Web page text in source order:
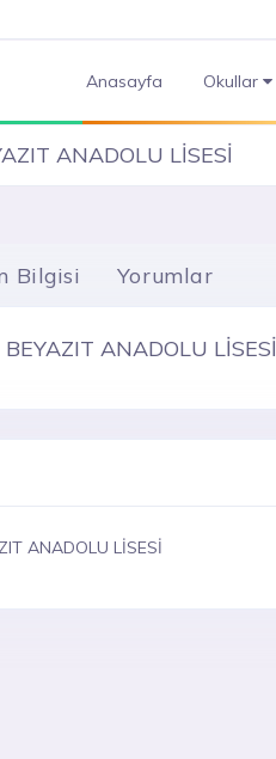
Anasayfa Okullar
ANADOLU LİSESİ
Bilgisi Yorumlar
ANADOLU LİSESİ
ANADOLU LİSESİ